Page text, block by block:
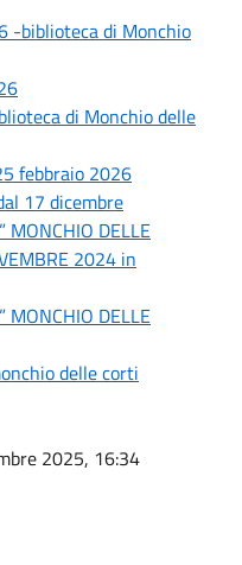
-biblioteca di Monchio
di Monchio delle
febbraio 2026
17 dicembre
DELLE
2024 in
DELLE
delle corti
2025, 16:34